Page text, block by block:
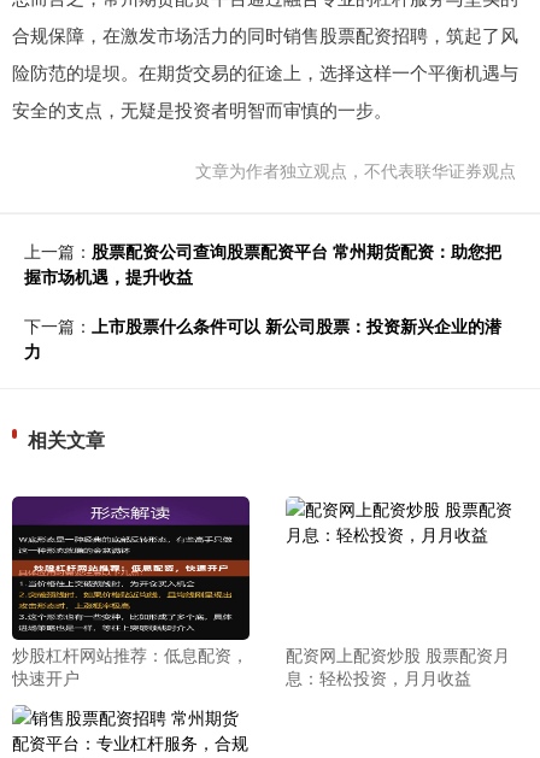
合规保障，在激发市场活力的同时销售股票配资招聘，筑起了风
险防范的堤坝。在期货交易的征途上，选择这样一个平衡机遇与
安全的支点，无疑是投资者明智而审慎的一步。
文章为作者独立观点，不代表联华证券观点
上一篇： 股票配资公司查询股票配资平台 常州期货配资：助您把
握市场机遇，提升收益
下一篇： 上市股票什么条件可以 新公司股票：投资新兴企业的潜
力
相关文章
炒股杠杆网站推荐：低息配资，
快速开户
配资网上配资炒股 股票配资月
息：轻松投资，月月收益